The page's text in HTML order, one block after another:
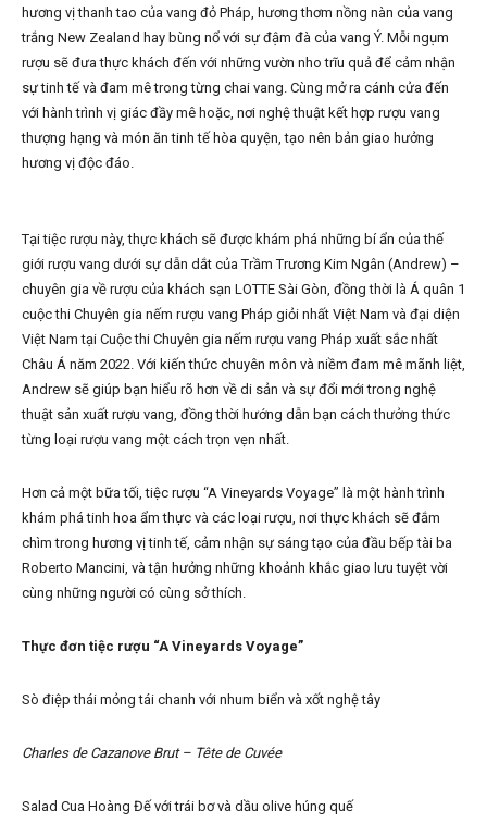
hương vị thanh tao của vang đỏ Pháp, hương thơm nồng nàn của vang
trắng New Zealand hay bùng nổ với sự đậm đà của vang Ý. Mỗi ngụm
rượu sẽ đưa thực khách đến với những vườn nho trĩu quả để cảm nhận
sự tinh tế và đam mê trong từng chai vang. Cùng mở ra cánh cửa đến
với hành trình vị giác đầy mê hoặc, nơi nghệ thuật kết hợp rượu vang
thượng hạng và món ăn tinh tế hòa quyện, tạo nên bản giao hưởng
hương vị độc đáo.
Tại tiệc rượu này, thực khách sẽ được khám phá những bí ẩn của thế
giới rượu vang dưới sự dẫn dắt của Trầm Trương Kim Ngân (Andrew) –
chuyên gia về rượu của khách sạn LOTTE Sài Gòn, đồng thời là Á quân 1
cuộc thi Chuyên gia nếm rượu vang Pháp giỏi nhất Việt Nam và đại diện
Việt Nam tại Cuộc thi Chuyên gia nếm rượu vang Pháp xuất sắc nhất
Châu Á năm 2022. Với kiến thức chuyên môn và niềm đam mê mãnh liệt,
Andrew sẽ giúp bạn hiểu rõ hơn về di sản và sự đổi mới trong nghệ
thuật sản xuất rượu vang, đồng thời hướng dẫn bạn cách thưởng thức
từng loại rượu vang một cách trọn vẹn nhất.
Hơn cả một bữa tối, tiệc rượu “A Vineyards Voyage” là một hành trình
khám phá tinh hoa ẩm thực và các loại rượu, nơi thực khách sẽ đắm
chìm trong hương vị tinh tế, cảm nhận sự sáng tạo của đầu bếp tài ba
Roberto Mancini, và tận hưởng những khoảnh khắc giao lưu tuyệt vời
cùng những người có cùng sở thích.
Thực đơn tiệc rượu “A Vineyards Voyage”
Sò điệp thái mỏng tái chanh với nhum biển và xốt nghệ tây
Charles de Cazanove Brut – Tête de Cuvée
Salad Cua Hoàng Đế với trái bơ và dầu olive húng quế